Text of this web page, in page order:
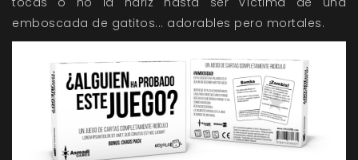
emboscada de gatitos... adorables pero mortales.